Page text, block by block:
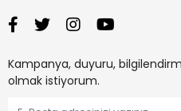
Kampanya, duyuru,
olmak istiyorum.